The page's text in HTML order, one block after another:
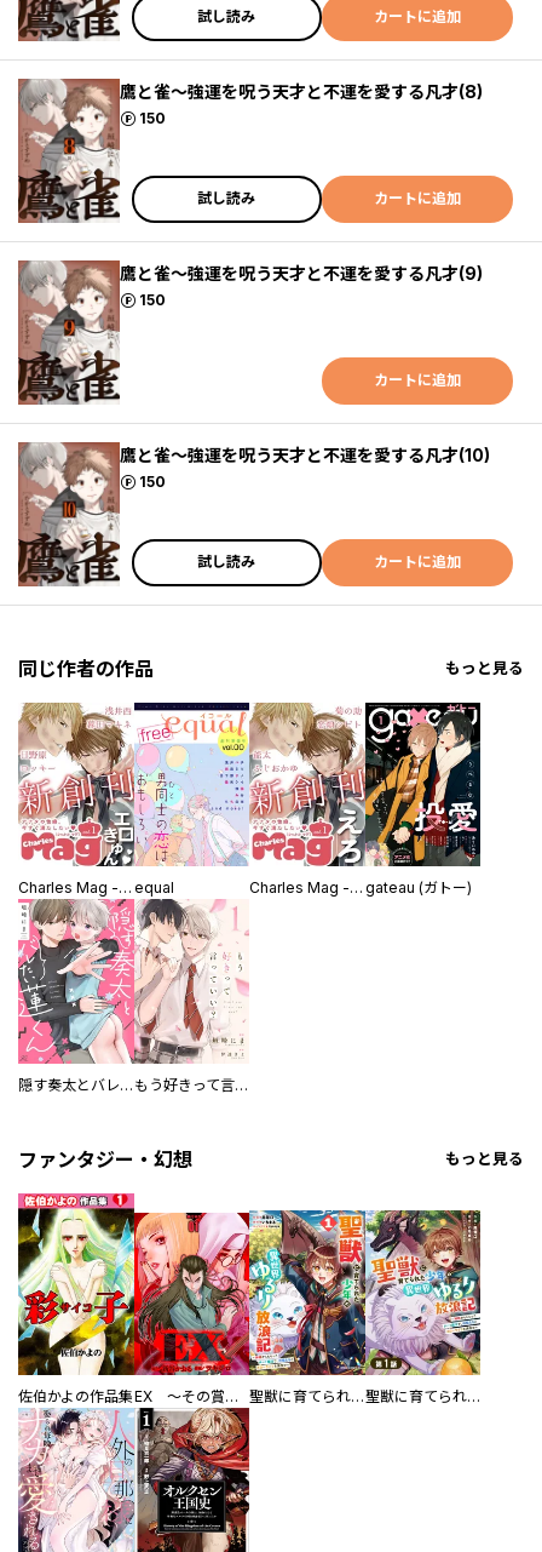
試し読み カートに追加
鷹と雀～強運を呪う天才と不運を愛する凡才(8)
150
ポイント
試し読み カートに追加
鷹と雀～強運を呪う天才と不運を愛する凡才(9)
150
ポイント
カートに追加
鷹と雀～強運を呪う天才と不運を愛する凡才(10)
150
ポイント
試し読み カートに追加
同じ作者の作品 もっと見る
Charles Mag -エロきゅん- equal Charles Mag -えろ- gateau (ガトー)
隠す奏太とバレたい蓮くん もう好きって言っていい？【単話版】
ファンタジー・幻想 もっと見る
佐伯かよの作品集 EX ～その賞金稼ぎは、世界の出口を探す～【単行本版】 聖獣に育てられた少年の異世界ゆるり放浪記～神様からもらったチート魔法で、仲間たちとスローライフを満喫中～ 聖獣に育てられた少年の異世界ゆるり放浪記～神様からもらったチート魔法で、仲間たちとスローライフを満喫中～【分冊版】